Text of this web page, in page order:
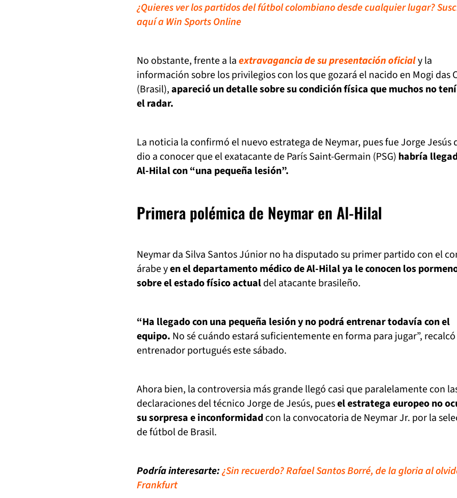
¿Quieres ver los partidos del fútbol colombiano desde cualquier lugar?
aquí a Win Sports Online
No obstante, frente a laextravagancia de su presentación oficialy la
información sobre los privilegios con los que gozará el nacido en Mogi das
(Brasil),apareció un detalle sobre su condición física que muchos no
el radar.
La noticia la confirmó el nuevo estratega de Neymar, pues fue Jorge Jesús
dio a conocer que el exatacante de París Saint-Germain (PSG) habría
Al-Hilal con “una pequeña lesión”.
Primera polémica de Neymar en Al-Hilal
Neymar da Silva Santos Júnior no ha disputado su primer partido con el
árabe yen el departamento médico de Al-Hilal ya le conocen los
sobre el estado físico actualdel atacante brasileño.
“Ha llegado con una pequeña lesión y no podrá entrenar todavía con el
equipo. No sé cuándo estará suficientemente en forma para jugar”,
entrenador portugués este sábado.
Ahora bien, la controversia más grande llegó casi que paralelamente con
declaraciones del técnico Jorge de Jesús, puesel estratega europeo no
su sorpresa e inconformidadcon la convocatoria de Neymar Jr. por la
de fútbol de Brasil.
Podría interesarte:¿Sin recuerdo? Rafael Santos Borré, de la gloria al
Frankfurt